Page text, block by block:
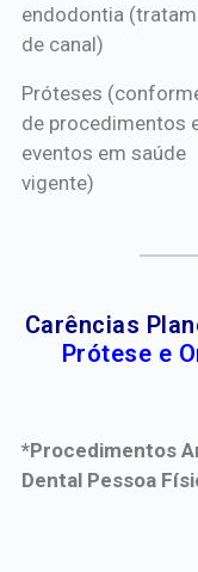
endodontia
de canal)
Próteses
de procedimentos
eventos em saúde
vigente)
Carências
Prótese e
*Procedimentos
Dental Pessoa